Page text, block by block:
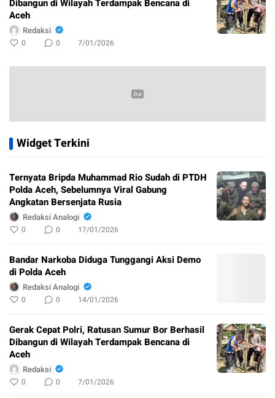
Dibangun di Wilayah Terdampak Bencana di
Aceh
Redaksi
0 0 7/01/2026
Widget Terkini
Ternyata Bripda Muhammad Rio Sudah di PTDH
Polda Aceh, Sebelumnya Viral Gabung
Angkatan Bersenjata Rusia
Redaksi Analogi
0 0 17/01/2026
Bandar Narkoba Diduga Tunggangi Aksi Demo
di Polda Aceh
Redaksi Analogi
0 0 14/01/2026
Gerak Cepat Polri, Ratusan Sumur Bor Berhasil
Dibangun di Wilayah Terdampak Bencana di
Aceh
Redaksi
0 0 7/01/2026